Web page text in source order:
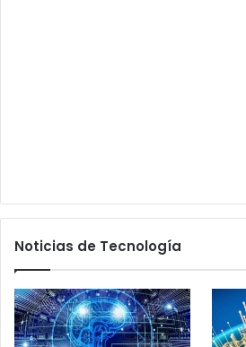
Noticias de Tecnología